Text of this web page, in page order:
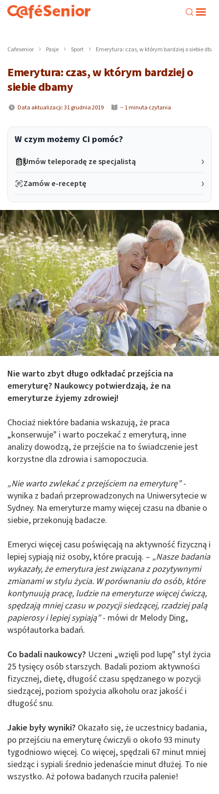
Cafesenior Pasje Sport Emerytura: czas, w którym bardziej o siebie
Emerytura: czas, w którym bardziej o
siebie dbamy
Data aktualizacji: 31 grudnia 2019 ~ 1 minuta czytania
W czym możemy Ci pomóc?
Umów teleporadę ze specjalistą
Zamów e-receptę
Nie warto zbyt długo odkładać przejścia na
emeryturę? Naukowcy potwierdzają, że na
emeryturze żyjemy zdrowiej!
Chociaż niektóre badania wskazują, że praca
„konserwuje" i warto poczekać z emeryturą, inne
analizy dowodzą, że przejście na to świadczenie jest
korzystne dla zdrowia i samopoczucia.
„Nie warto zwlekać z przejściem na emeryturę”-
wynika z badań przeprowadzonych na Uniwersytecie w
Sydney. Na emeryturze mamy więcej czasu na dbanie o
siebie, przekonują badacze.
Emeryci więcej casu poświęcają na aktywność fizyczną i
lepiej sypiają niż osoby, które pracują. – „Nasze badania
wykazały, że emerytura jest związana z pozytywnymi
zmianami w stylu życia. W porównaniu do osób, które
kontynuują pracę, ludzie na emeryturze więcej ćwiczą,
spędzają mniej czasu w pozycji siedzącej, rzadziej palą
papierosy i lepiej sypiają”- mówi dr Melody Ding,
współautorka badań.
Co badali naukowcy? Uczeni „wzięli pod lupę" styl życia
25 tysięcy osób starszych. Badali poziom aktywności
fizycznej, dietę, długość czasu spędzanego w pozycji
siedzącej, poziom spożycia alkoholu oraz jakość i
długość snu.
Jakie były wyniki? Okazało się, że uczestnicy badania,
po przejściu na emeryturę ćwiczyli o około 93 minuty
tygodniowo więcej. Co więcej, spędzali 67 minut mniej
siedząc i sypiali średnio jedenaście minut dłużej. To nie
wszystko. Aż połowa badanych rzuciła palenie!